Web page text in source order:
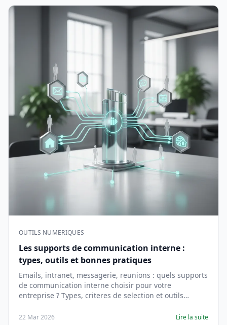
OUTILS NUMERIQUES
Les supports de communication interne :
types, outils et bonnes pratiques
Emails, intranet, messagerie, reunions : quels supports
de communication interne choisir pour votre
entreprise ? Types, criteres de selection et outils
22 Mar 2026 Lire la suite